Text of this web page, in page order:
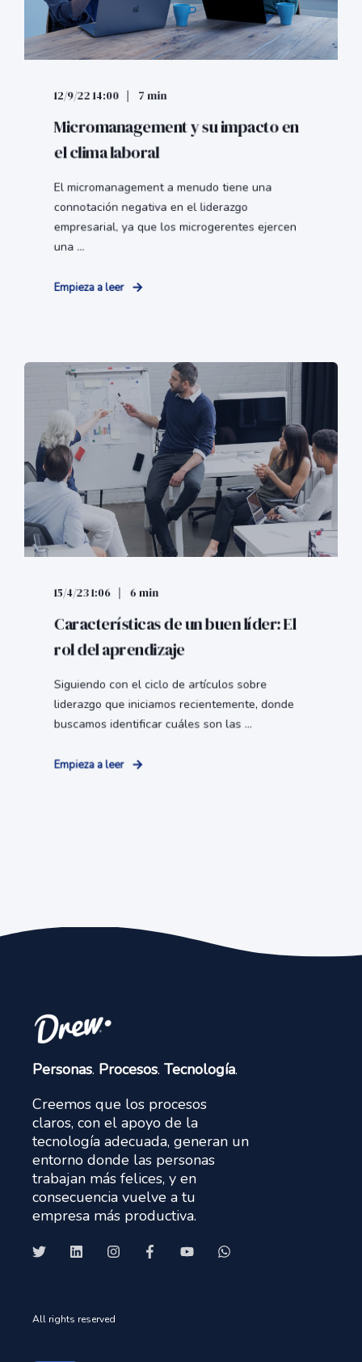
12/9/22 14:00 7 min
Micromanagement y su impacto en
el clima laboral
El micromanagement a menudo tiene una
connotación negativa en el liderazgo
empresarial, ya que los microgerentes ejercen
una ...
Empieza a leer
15/4/23 1:06 6 min
Características de un buen líder: El
rol del aprendizaje
Siguiendo con el ciclo de artículos sobre
liderazgo que iniciamos recientemente, donde
buscamos identificar cuáles son las ...
Empieza a leer
Personas. Procesos. Tecnología.
Creemos que los procesos
claros, con el apoyo de la
tecnología adecuada, generan un
entorno donde las personas
trabajan más felices, y en
consecuencia vuelve a tu
empresa más productiva.
All rights reserved